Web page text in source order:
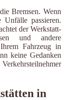
Bremsen. Wenn
Unfälle passieren.
der Werkstatt-
und andere
Fahrzeug in
keine Gedanken
in